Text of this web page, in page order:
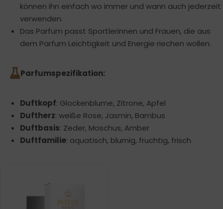
können ihn einfach wo immer und wann auch jederzeit
verwenden.
Das Parfum passt Sportlerinnen und Frauen, die aus
dem Parfum Leichtigkeit und Energie riechen wollen.
Parfumspezifikation:
Duftkopf: Glockenblume, Zitrone, Apfel
Duftherz: weiße Rose, Jasmin, Bambus
Duftbasis: Zeder, Moschus, Amber
Duftfamilie: aquatisch, blumig, fruchtig, frisch